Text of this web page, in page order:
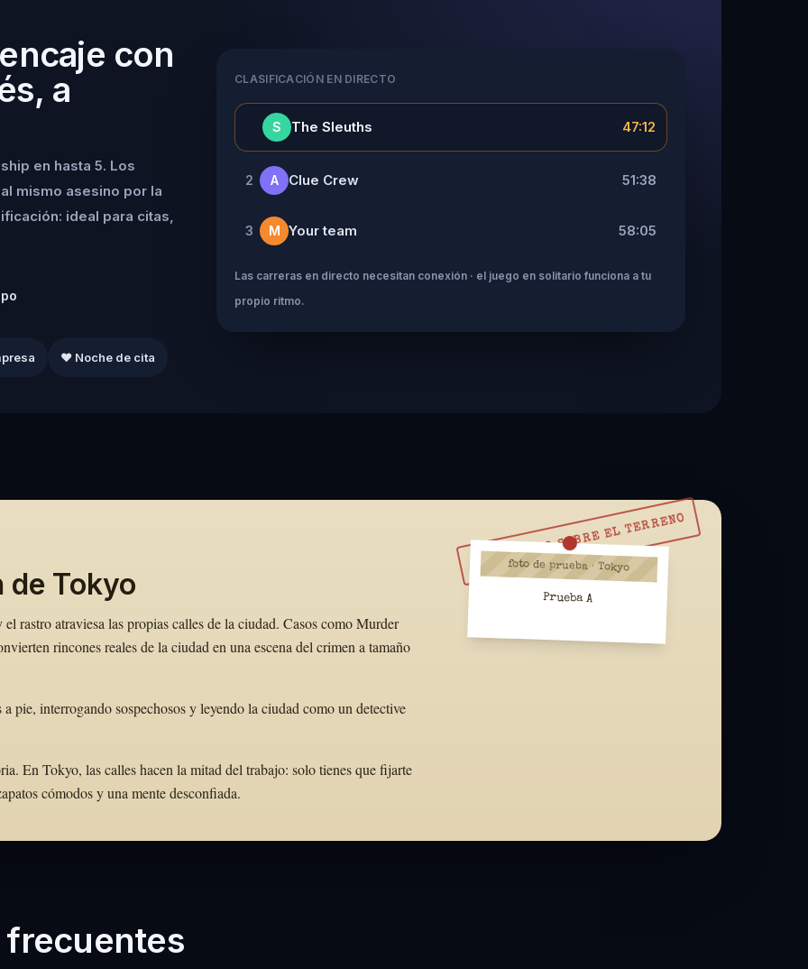
con
a
en hasta 5. Los
mismo asesino por la
ideal para citas,
❤️ Noche de cita
CLASIFICACIÓN EN DIRECTO
S The Sleuths 47:12
2 A Clue Crew 51:38
3 M Your team 58:05
Las carreras en directo necesitan conexión · el juego en solitario funciona a tu
propio ritmo.
RESUÉLVELO SOBRE EL TERRENO
de Tokyo
rastro atraviesa las propias calles de la ciudad. Casos como Murder
rincones reales de la ciudad en una escena del crimen a tamaño
pie, interrogando sospechosos y leyendo la ciudad como un detective
En Tokyo, las calles hacen la mitad del trabajo: solo tienes que fijarte
cómodos y una mente desconfiada.
foto de prueba · Tokyo
Prueba A
frecuentes